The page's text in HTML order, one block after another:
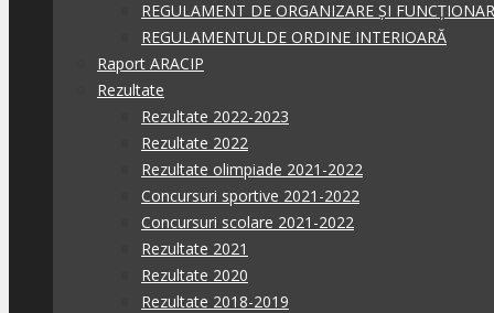
REGULAMENT DE ORGANIZARE ȘI
REGULAMENTULDE ORDINE INTERIOARĂ
Raport ARACIP
Rezultate
Rezultate 2022-2023
Rezultate 2022
Rezultate olimpiade 2021-2022
Concursuri sportive 2021-2022
Concursuri scolare 2021-2022
Rezultate 2021
Rezultate 2020
Rezultate 2018-2019